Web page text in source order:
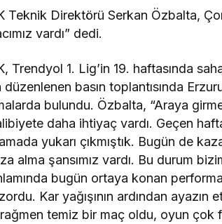
Teknik Direktörü Serkan Özbalta,
vardı” dedi.
Trendyol 1. Lig’in 19. haftasında
düzenlenen basın toplantısında
bulundu. Özbalta, “Araya
daha ihtiyaç vardı. Geçen
yukarı çıkmıştık. Bugün de
alma şansımız vardı. Bu durum
bugün ortaya konan
Kar yağışının ardından ayazın
temiz bir maç oldu, oyun çok